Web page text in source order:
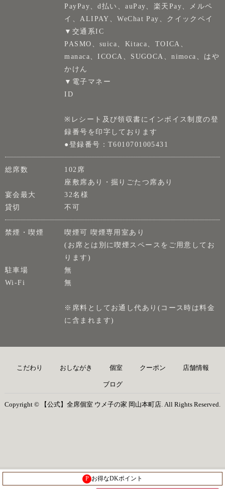
PayPay、d払い、auPay、楽天Pay、メルペ
イ、ALIPAY、WeChat Pay、クイックペイ
▼交通系IC
PASMO、suica、Kitaca、TOICA、
manaca、ICOCA、SUGOCA、nimoca、はや
かけん
▼電子マネー
ID
※レシート及び領収書にインボイス制度の登
録番号を印字しております
●登録番号：T6010701005431
総席数
102席
座敷席あり・掘りごたつ席あり
宴会最大
32名様
貸切
不可
禁煙・喫煙
喫煙可 喫煙専用室あり
(お席とは別に喫煙スペースをご用意してお
ります)
駐車場
無
Wi-Fi
無
※席料としてお通し代あり(コース時は料金
に含まれます)
こだわり おしながき 個室 クーポン 店舗情報
ブログ
Copyright © 【公式】全席個室 ウメ子の家 岡山本町店. All Rights Reserved.
P お得なDKポイント